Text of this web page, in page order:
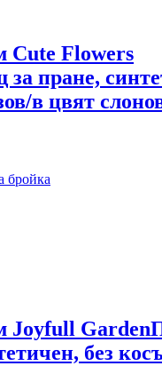
Cute Flowers
за пране,
в цвят
бройка
Joyfull Garden
без